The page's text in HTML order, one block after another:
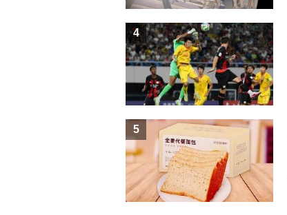
4
5